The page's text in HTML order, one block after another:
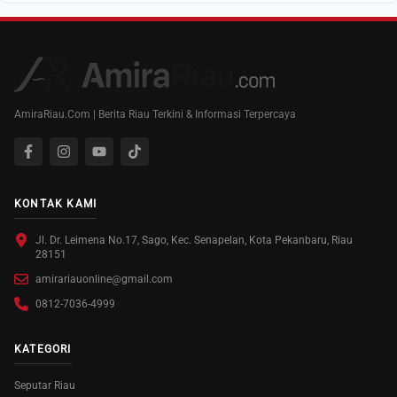
AmiraRiau.Com | Berita Riau Terkini & Informasi Terpercaya
KONTAK KAMI
Jl. Dr. Leimena No.17, Sago, Kec. Senapelan, Kota Pekanbaru, Riau
28151
amirariauonline@gmail.com
0812-7036-4999
KATEGORI
Seputar Riau